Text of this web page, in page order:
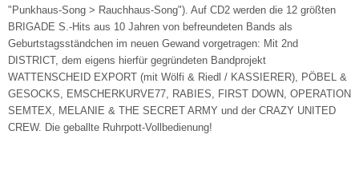
"Punkhaus-Song > Rauchhaus-Song"). Auf CD2 werden die 12 größten
BRIGADE S.-Hits aus 10 Jahren von befreundeten Bands als
Geburtstagsständchen im neuen Gewand vorgetragen: Mit 2nd
DISTRICT, dem eigens hierfür gegründeten Bandprojekt
WATTENSCHEID EXPORT (mit Wölfi & Riedl / KASSIERER), PÖBEL &
GESOCKS, EMSCHERKURVE77, RABIES, FIRST DOWN, OPERATION
SEMTEX, MELANIE & THE SECRET ARMY und der CRAZY UNITED
CREW. Die geballte Ruhrpott-Vollbedienung!